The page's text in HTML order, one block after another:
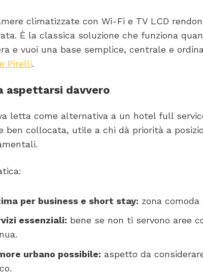
climatizzate con Wi-Fi e TV LCD
È la classica soluzione che funziona
e vuoi una base semplice, centrale e
Pirelli.
aspettarsi davvero
letta come alternativa a un hotel full
ben collocata, utile a chi dà priorità a
per business e short stay: zona
essenziali: bene se non ti servono aree
urbano possibile: aspetto da